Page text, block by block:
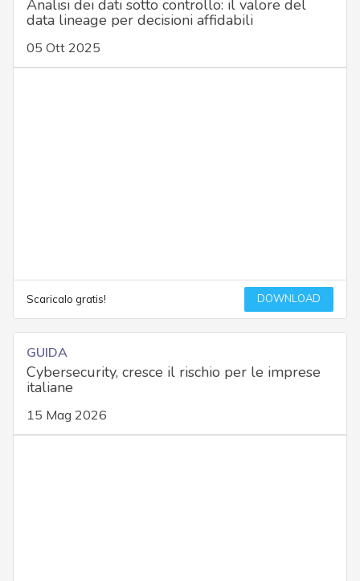
Analisi dei dati sotto controllo: il valore del
data lineage per decisioni affidabili
05 Ott 2025
Scaricalo gratis! DOWNLOAD
GUIDA
Cybersecurity, cresce il rischio per le imprese
italiane
15 Mag 2026